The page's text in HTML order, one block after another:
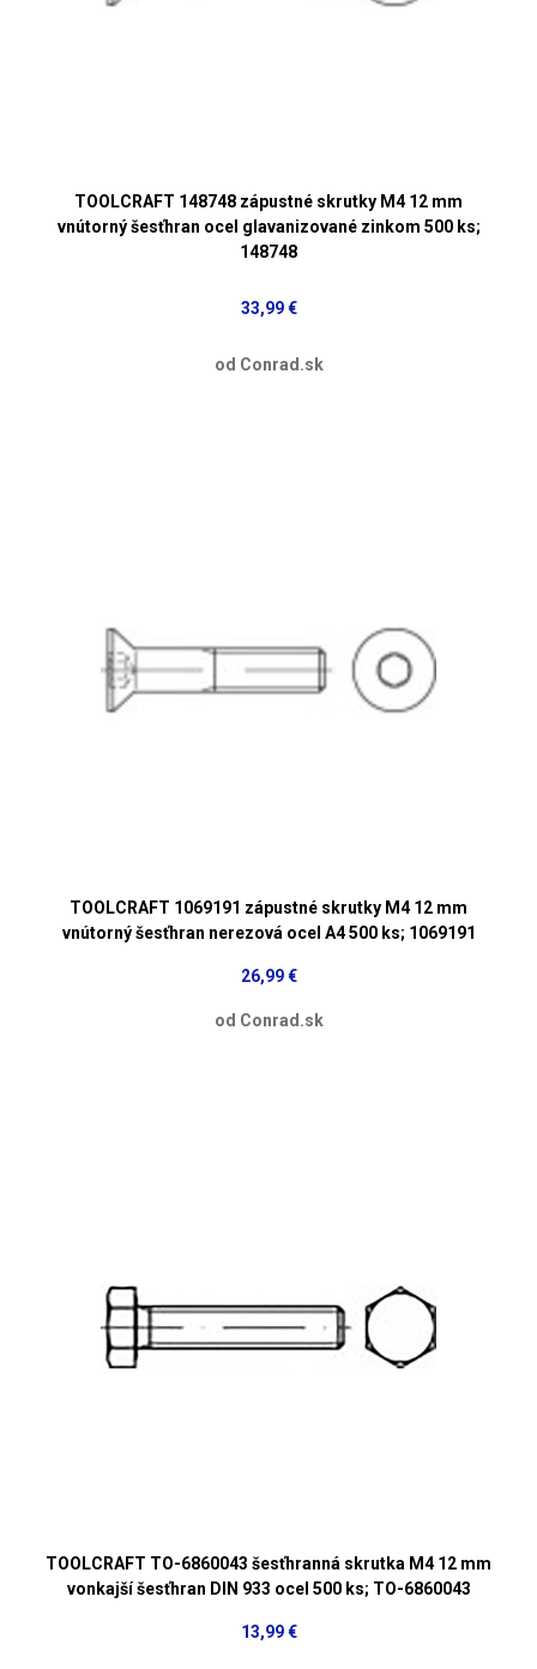
TOOLCRAFT 148748 zápustné skrutky M4 12 mm
vnútorný šesťhran ocel glavanizované zinkom 500 ks;
148748
33,99 €
od Conrad.sk
TOOLCRAFT 1069191 zápustné skrutky M4 12 mm
vnútorný šesťhran nerezová ocel A4 500 ks; 1069191
26,99 €
od Conrad.sk
TOOLCRAFT TO-6860043 šesťhranná skrutka M4 12 mm
vonkajší šesťhran DIN 933 ocel 500 ks; TO-6860043
13,99 €